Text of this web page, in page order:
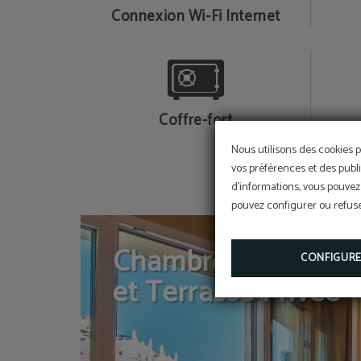
Nous utilisons des cookies
vos préférences et des
d'informations, vous
pouvez configurer ou
Connexion Wi-Fi Internet
Coffre-fort
Chambre Double
et Terrasse Privée